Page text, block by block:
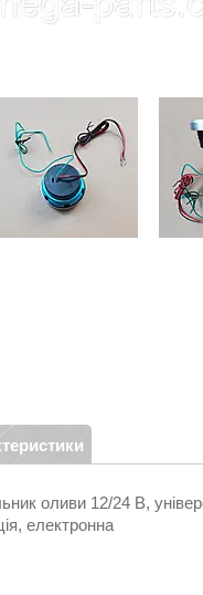
оливи 12/24 В,
електронна